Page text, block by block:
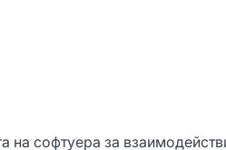
софтуера за